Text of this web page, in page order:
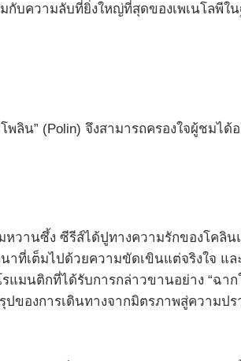
บความลับที่ยิ่งใหญ่ที่สุดของเพเนโลพีใน
ลิน” (Polin) จึงสามารถครองใจผู้ชมได้
านซึ้ง ซีรีส์ได้ปูทางความรักของโคลิน
าที่เต็มไปด้วยความขัดเขินแต่จริงใจ แ
มนติกที่ได้รับการกล่าวขานอย่าง “ฉาก
ของการเดินทางจากมิตรภาพสู่ความป